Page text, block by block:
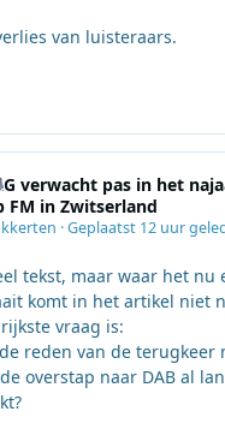
van luisteraars.
verwacht pas in het
FM in Zwitserland
·Geplaatst 12 uur
tekst, maar waar het nu
komt in het artikel niet
vraag is:
reden van de terugkeer
overstap naar DAB al